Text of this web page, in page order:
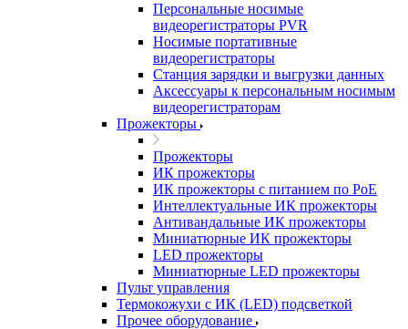
Персональные носимые
видеорегистраторы PVR
Носимые портативные
видеорегистраторы
Станция зарядки и выгрузки данных
Аксессуары к персональным носимым
видеорегистраторам
Прожекторы
Прожекторы
ИК прожекторы
ИК прожекторы с питанием по PoE
Интеллектуальные ИК прожекторы
Антивандальные ИК прожекторы
Миниатюрные ИК прожекторы
LED прожекторы
Миниатюрные LED прожекторы
Пульт управления
Термокожухи с ИК (LED) подсветкой
Прочее оборудование